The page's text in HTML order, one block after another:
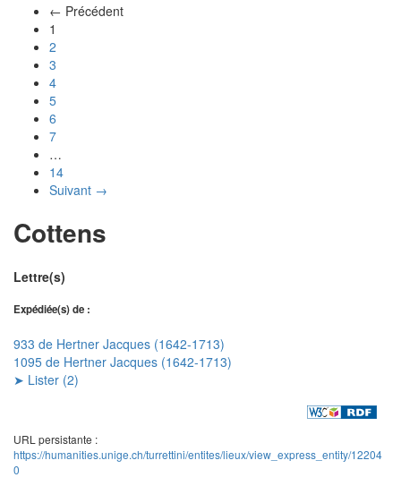
← Précédent
1
2
3
4
5
6
7
…
14
Suivant →
Cottens
Lettre(s)
Expédiée(s) de :
933 de Hertner Jacques (1642-1713)
1095 de Hertner Jacques (1642-1713)
➤ Lister (2)
URL persistante :
https://humanities.unige.ch/turrettini/entites/lieux/view_express_entity/12204
0